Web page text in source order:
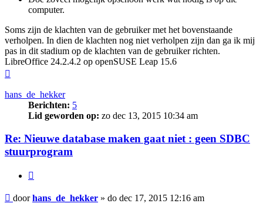
computer.
Soms zijn de klachten van de gebruiker met het bovenstaande
verholpen. In dien de klachten nog niet verholpen zijn dan ga ik mij
pas in dit stadium op de klachten van de gebruiker richten.
LibreOffice 24.2.4.2 op openSUSE Leap 15.6
hans_de_hekker
Berichten: 5
Lid geworden op: zo dec 13, 2015 10:34 am
Re: Nieuwe database maken gaat niet : geen SDBC
stuurprogram
Bericht
doorhans_de_hekker » do dec 17, 2015 12:16 am